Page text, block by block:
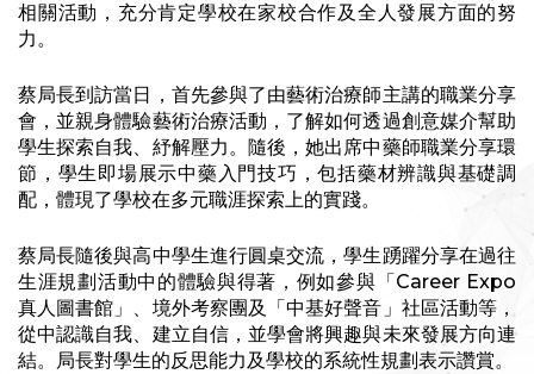
相關活動，充分肯定學校在家校合作及全人發展方面的努
力。
蔡局長到訪當日，首先參與了由藝術治療師主講的職業分享
會，並親身體驗藝術治療活動，了解如何透過創意媒介幫助
學生探索自我、紓解壓力。隨後，她出席中藥師職業分享環
節，學生即場展示中藥入門技巧，包括藥材辨識與基礎調
配，體現了學校在多元職涯探索上的實踐。
蔡局長隨後與高中學生進行圓桌交流，學生踴躍分享在過往
生涯規劃活動中的體驗與得著，例如參與「Career Expo
真人圖書館」、境外考察團及「中基好聲音」社區活動等，
從中認識自我、建立自信，並學會將興趣與未來發展方向連
結。局長對學生的反思能力及學校的系統性規劃表示讚賞。